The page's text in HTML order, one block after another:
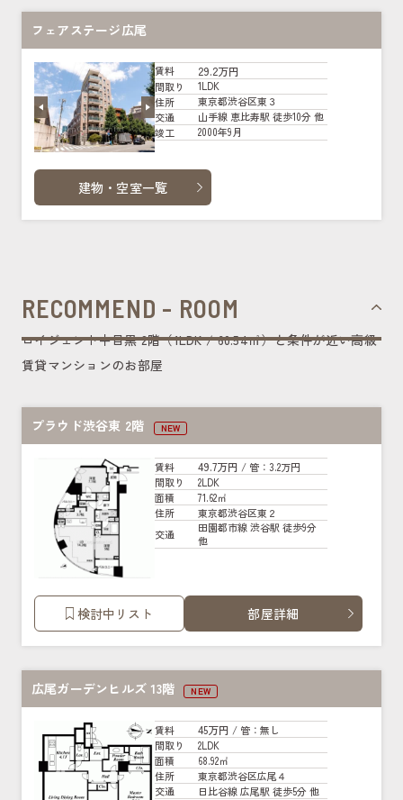
フェアステージ広尾
賃料 29.2万円
間取り
1LDK
住所
東京都渋谷区東３
交通
山手線 恵比寿駅 徒歩10分 他
竣工
2000年9月
建物・空室一覧
RECOMMEND - ROOM
ロイジェント中目黒 2階（1LDK / 60.54㎡）と条件が近い高級
賃貸マンションのお部屋
プラウド渋谷東 2階 NEW
賃料 49.7万円 / 管：3.2万円
間取り
2LDK
面積
71.62㎡
住所
東京都渋谷区東２
交通
田園都市線 渋谷駅 徒歩9分
他
検討中リスト 部屋詳細
広尾ガーデンヒルズ 13階 NEW
賃料 45万円 / 管：無し
間取り
2LDK
面積
68.92㎡
住所
東京都渋谷区広尾４
交通
日比谷線 広尾駅 徒歩5分 他